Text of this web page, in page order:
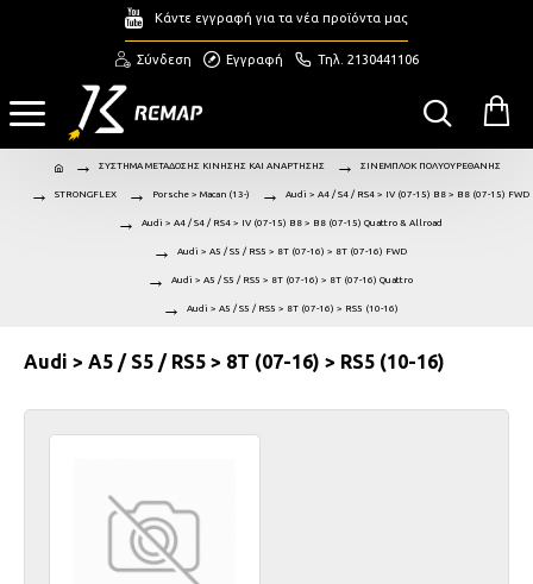
Κάντε εγγραφή για τα νέα προϊόντα μας
Σύνδεση Εγγραφή Τηλ. 2130441106
ΣΥΣΤΗΜΑ ΜΕΤΑΔΟΣΗΣ ΚΙΝΗΣΗΣ ΚΑΙ ΑΝΑΡΤΗΣΗΣ ΣΙΝΕΜΠΛΟΚ ΠΟΛΥΟΥΡΕΘΑΝΗΣ
STRONGFLEX Porsche > Macan (13-) Audi > A4 / S4 / RS4 > IV (07-15) B8 > B8 (07-15) FWD
Audi > A4 / S4 / RS4 > IV (07-15) B8 > B8 (07-15) Quattro & Allroad
Audi > A5 / S5 / RS5 > 8T (07-16) > 8T (07-16) FWD
Audi > A5 / S5 / RS5 > 8T (07-16) > 8T (07-16) Quattro
Audi > A5 / S5 / RS5 > 8T (07-16) > RS5 (10-16)
Audi > A5 / S5 / RS5 > 8T (07-16) > RS5 (10-16)